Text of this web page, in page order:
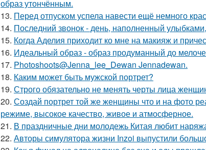
образ утончённым.
13. Перед отпуском успела навести ещё немного
14. Последний звонок - день, наполненный
15. Когда Аделия приходит ко мне на макияж и
16. Идеальный образ - образ продуманный до
17. Photoshoots@Jenna_lee_Dewan Jennadewan.
18. Каким может быть мужской портрет?
19. Строго обязательно не менять черты лица
20. Создай портрет той же женщины что и на фото
режиме, высокое качество, живое и атмосферное.
21. В праздничные дни молодежь Китая любит
22. Авторы симулятора жизни Inzoi выпустили